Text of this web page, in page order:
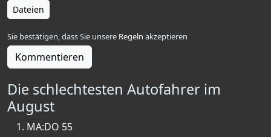
Dateien
Sie bestätigen, dass Sie unsere Regeln akzeptieren
Kommentieren
Die schlechtesten Autofahrer im
August
MA:DO 55